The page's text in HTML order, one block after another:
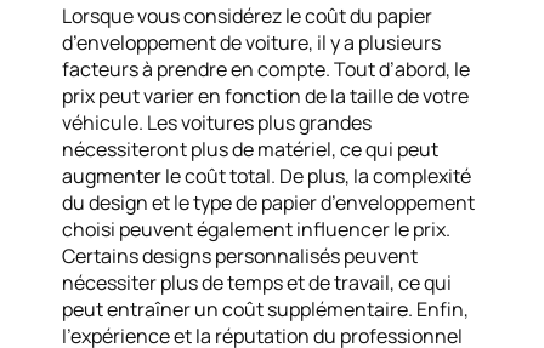
Lorsque vous considérez le coût du papier
d’enveloppement de voiture, il y a plusieurs
facteurs à prendre en compte. Tout d’abord, le
prix peut varier en fonction de la taille de votre
véhicule. Les voitures plus grandes
nécessiteront plus de matériel, ce qui peut
augmenter le coût total. De plus, la complexité
du design et le type de papier d’enveloppement
choisi peuvent également influencer le prix.
Certains designs personnalisés peuvent
nécessiter plus de temps et de travail, ce qui
peut entraîner un coût supplémentaire. Enfin,
l’expérience et la réputation du professionnel